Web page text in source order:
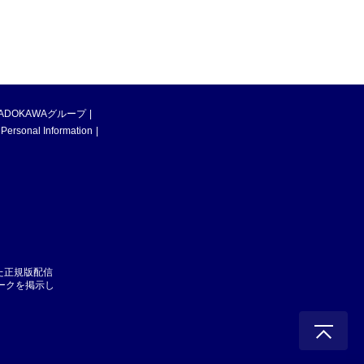
グループ
Information
正規版配信
クを掲示し